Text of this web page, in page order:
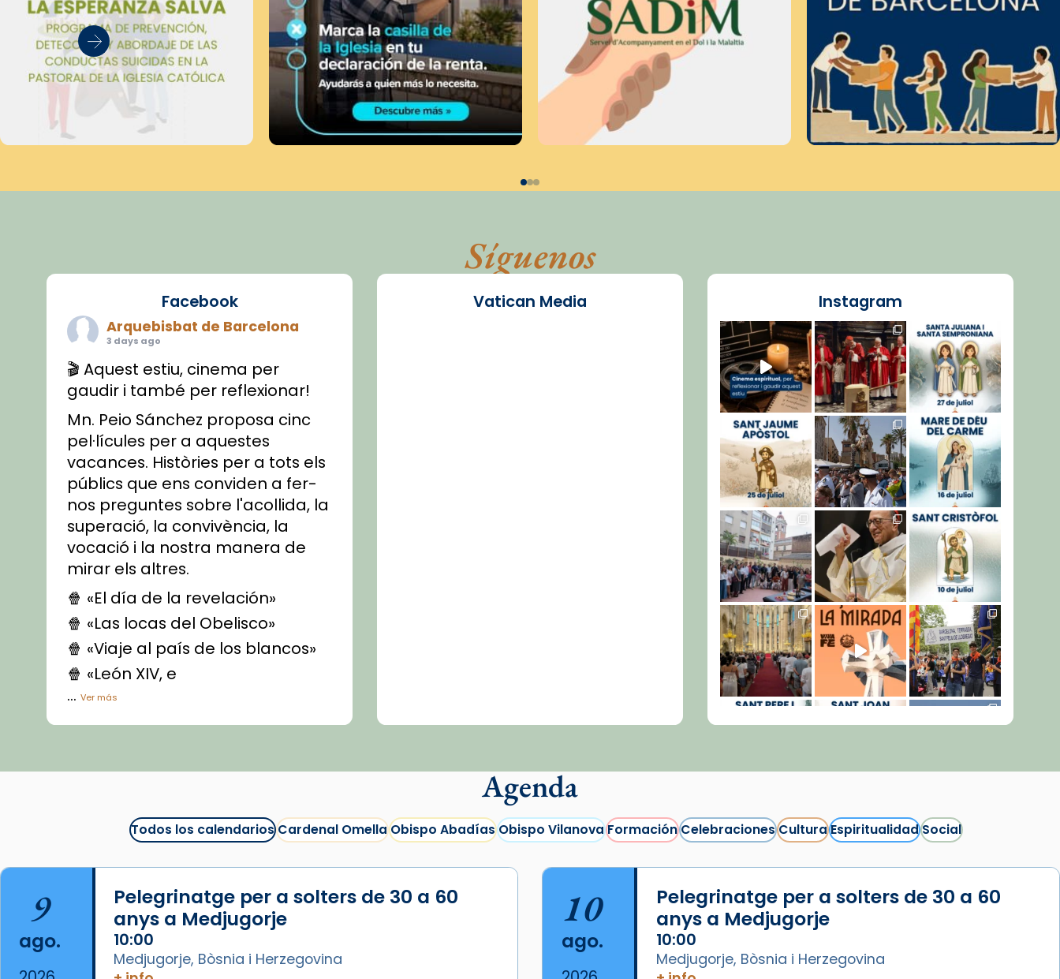
Síguenos
Facebook
Arquebisbat de Barcelona
3 days ago
🎬 Aquest estiu, cinema per
gaudir i també per reflexionar!
Mn. Peio Sánchez proposa cinc
pel·lícules per a aquestes
vacances. Històries per a tots els
públics que ens conviden a fer-
nos preguntes sobre l'acollida, la
superació, la convivència, la
vocació i la nostra manera de
mirar els altres.
🍿 «El día de la revelación»
🍿 «Las locas del Obelisco»
🍿 «Viaje al país de los blancos»
🍿 «León XIV, e
...Ver más
Vídeo
La Carmina va patir depressió.
arribar el seu testimoni al papa
Lleó XIV.
Recupera l'entrevista
compVatican News tican News 👇
Vatican Media Instagram
Cargar más...
Agenda
Todos los calendariosCardenal OmellaObispo AbadíasObispo VilanovaFormaciónCelebracionesCulturaEspiritualidadSocial
9
ago.
Pelegrinatge per a solters de 30 a 60
anys a Medjugorje
10:00
Medjugorje, Bòsnia i Herzegovina
10
ago.
Pelegrinatge per a solters de 30 a 60
anys a Medjugorje
10:00
Medjugorje, Bòsnia i Herzegovina